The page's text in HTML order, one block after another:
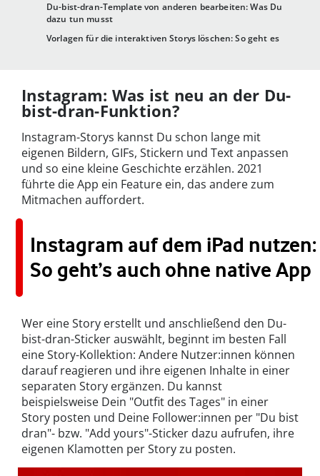
Du-bist-dran-Template von anderen bearbeiten: Was Du
dazu tun musst
Vorlagen für die interaktiven Storys löschen: So geht es
Instagram: Was ist neu an der Du-
bist-dran-Funktion?
Instagram-Storys kannst Du schon lange mit
eigenen Bildern, GIFs, Stickern und Text anpassen
und so eine kleine Geschichte erzählen. 2021
führte die App ein Feature ein, das andere zum
Mitmachen auffordert.
Instagram auf dem iPad nutzen:
So geht’s auch ohne native App
Wer eine Story erstellt und anschließend den Du-
bist-dran-Sticker auswählt, beginnt im besten Fall
eine Story-Kollektion: Andere Nutzer:innen können
darauf reagieren und ihre eigenen Inhalte in einer
separaten Story ergänzen. Du kannst
beispielsweise Dein "Outfit des Tages" in einer
Story posten und Deine Follower:innen per "Du bist
dran"- bzw. "Add yours"-Sticker dazu aufrufen, ihre
eigenen Klamotten per Story zu posten.